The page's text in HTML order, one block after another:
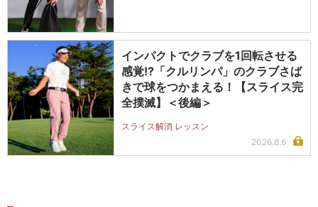
インパクトでクラブを1回転させる
感覚!?「クルリンパ」のクラブさば
きで球をつかまえる！【スライス完
全撲滅】＜後編＞
スライス解消 レッスン
2026.8.6